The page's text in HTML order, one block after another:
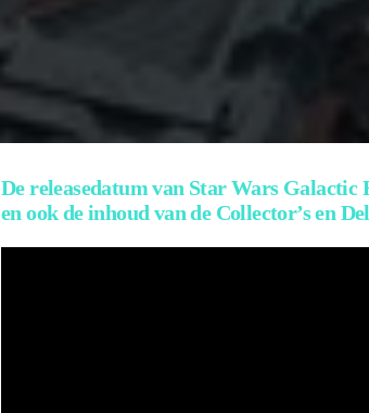
De releasedatum van Star Wars Galactic
en ook de inhoud van de Collector’s en